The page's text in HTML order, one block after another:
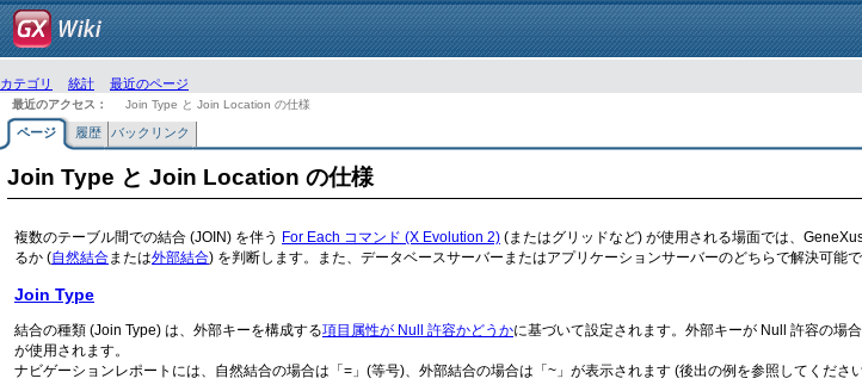
カテゴリ 統計
最近のページ
最近のアクセス：
Join Type と Join Location の仕様
ページ 履歴 バックリンク
Join Type と Join Location の仕様
複数のテーブル間での結合 (JOIN) を伴う For Each コマンド (X Evolution 2) (またはグリッドなど) が使用される場面では、
るか (自然結合または外部結合) を判断します。また、データベースサーバーまたはアプリケーションサーバーのどちらで解決可能
Join Type
結合の種類 (Join Type) は、外部キーを構成する項目属性が Null 許容かどうかに基づいて設定されます。外部キーが Null 許容の場
が使用されます。
ナビゲーションレポートには、自然結合の場合は「=」(等号)、外部結合の場合は「~」が表示されます (後出の例を参照してください